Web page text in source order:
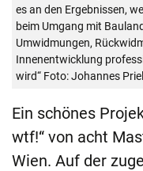
es an den Ergebnissen,
beim Umgang mit
Umwidmungen,
Innenentwicklung
wird“ Foto: Johannes
Ein schönes
wtf!“ von acht
Wien. Auf der